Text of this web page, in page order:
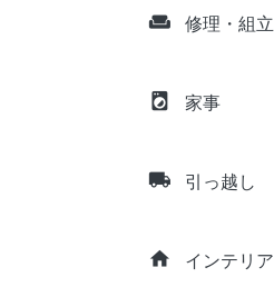
weekend 修理・組立
local_laundry_service 家事
local_shipping 引っ越し
home インテリア